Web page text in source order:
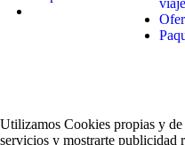
Utilizamos Cookies propias y de
servicios y mostrarte publicidad